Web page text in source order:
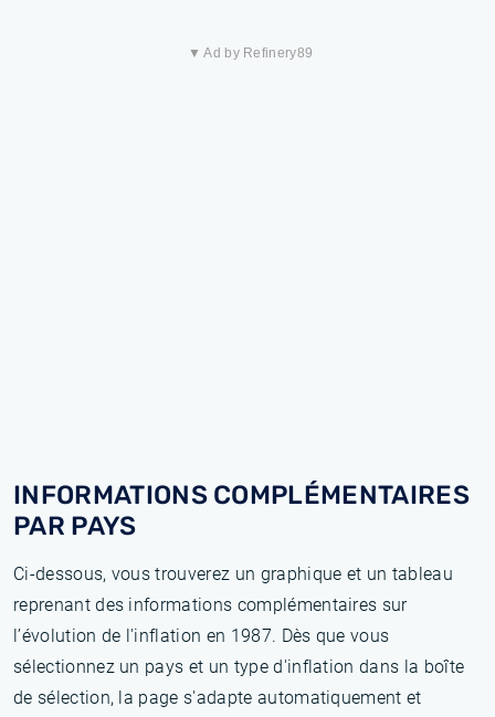
▼ Ad by Refinery89
INFORMATIONS COMPLÉMENTAIRES
PAR PAYS
Ci-dessous, vous trouverez un graphique et un tableau
reprenant des informations complémentaires sur
l’évolution de l'inflation en 1987. Dès que vous
sélectionnez un pays et un type d'inflation dans la boîte
de sélection, la page s'adapte automatiquement et